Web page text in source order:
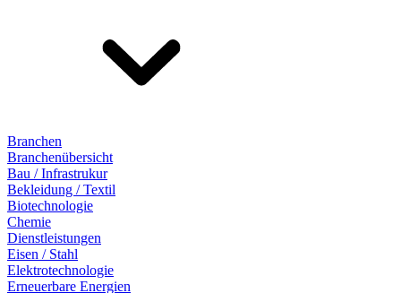
Branchen
Branchenübersicht
Bau / Infrastrukur
Bekleidung / Textil
Biotechnologie
Chemie
Dienstleistungen
Eisen / Stahl
Elektrotechnologie
Erneuerbare Energien